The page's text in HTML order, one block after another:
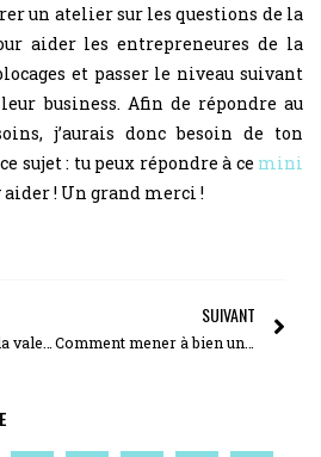
un atelier sur les questions de la
aider les entrepreneures de la
et passer le niveau suivant
business. Afin de répondre au
j’aurais donc besoin de ton
sujet : tu peux répondre à ce mini
aider ! Un grand merci !
SUIVANT